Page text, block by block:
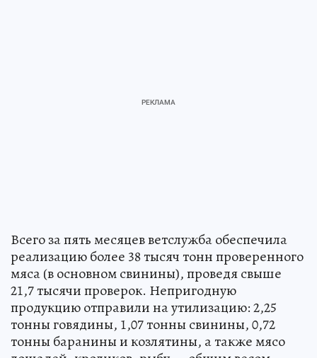
Всего за пять месяцев ветслужба обеспечила
реализацию более 38 тысяч тонн проверенного
мяса (в основном свинины), проведя свыше
21,7 тысячи проверок. Непригодную
продукцию отправили на утилизацию: 2,25
тонны говядины, 1,07 тонны свинины, 0,72
тонны баранины и козлятины, а также мясо